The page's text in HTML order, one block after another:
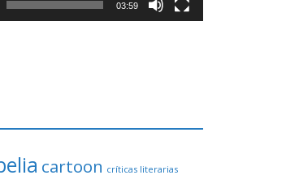
03:59
cartoon críticas literarias